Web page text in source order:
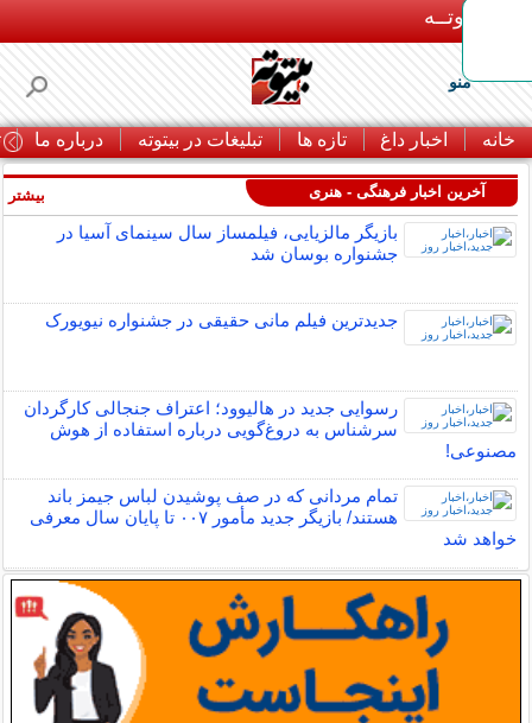
بـیتوتــه
منو
خانه اخبار داغ تازه ها تبلیغات در بیتوته درباره ما
آخرین اخبار فرهنگی - هنری
بازیگر مالزیایی، فیلمساز سال سینمای آسیا در
جشنواره بوسان شد
جدیدترین فیلم مانی حقیقی در جشنواره نیویورک
رسوایی جدید در هالیوود؛ اعتراف جنجالی کارگردان
سرشناس به دروغ‌گویی درباره استفاده از هوش
مصنوعی!
تمام مردانی که در صف پوشیدن لباس جیمز باند
هستند/ بازیگر جدید مأمور ۰۰۷ تا پایان سال معرفی
خواهد شد
بیشتر